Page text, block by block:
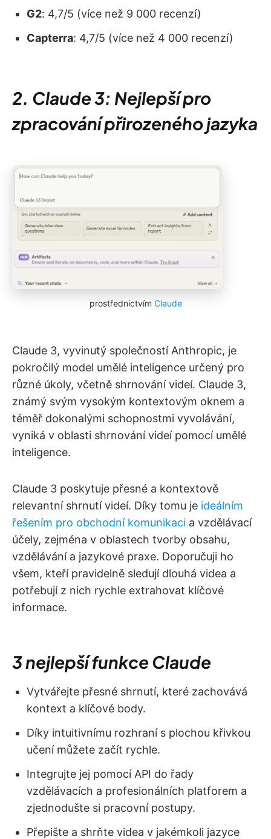
G2: 4,7/5 (více než 9 000 recenzí)
Capterra: 4,7/5 (více než 4 000 recenzí)
2. Claude 3: Nejlepší pro
zpracování přirozeného jazyka
prostřednictvím Claude
Claude 3, vyvinutý společností Anthropic, je
pokročilý model umělé inteligence určený pro
různé úkoly, včetně shrnování videí. Claude 3,
známý svým vysokým kontextovým oknem a
téměř dokonalými schopnostmi vyvolávání,
vyniká v oblasti shrnování videí pomocí umělé
inteligence.
Claude 3 poskytuje přesné a kontextově
relevantní shrnutí videí. Díky tomu je ideálním
řešením pro obchodní komunikaci a vzdělávací
účely, zejména v oblastech tvorby obsahu,
vzdělávání a jazykové praxe. Doporučuji ho
všem, kteří pravidelně sledují dlouhá videa a
potřebují z nich rychle extrahovat klíčové
informace.
3 nejlepší funkce Claude
Vytvářejte přesné shrnutí, které zachovává
kontext a klíčové body.
Díky intuitivnímu rozhraní s plochou křivkou
učení můžete začít rychle.
Integrujte jej pomocí API do řady
vzdělávacích a profesionálních platforem a
zjednodušte si pracovní postupy.
Přepište a shrňte videa v jakémkoli jazyce